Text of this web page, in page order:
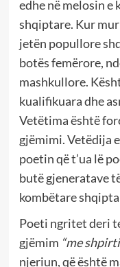
edhe në melosin
shqiptare. Kur
jetën popullore
botës femërore,
mashkullore.
kualifikuara dhe
Vetëtima është
gjëmimi. Vetëdija
poetin që t’ua lë
butë gjeneratave
kombëtare
Poeti ngritet deri
gjëmim “me
njeriun, që është